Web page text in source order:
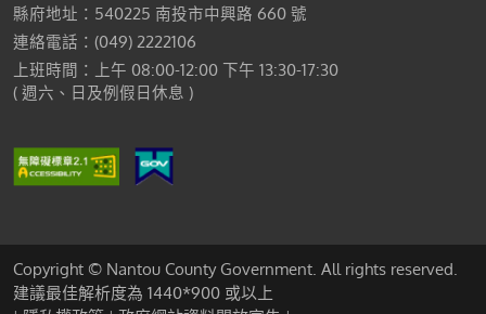
縣府地址：540225 南投市中興路 660 號
連絡電話：(049) 2222106
上班時間：上午 08:00-12:00 下午 13:30-17:30
( 週六、日及例假日休息 )
Copyright © Nantou County Government. All rights reserved.
建議最佳解析度為 1440*900 或以上